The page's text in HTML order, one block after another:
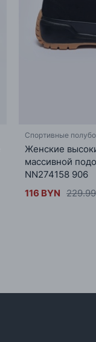
Cпортивные
Женские
массивной
NN274158 906
116 BYN